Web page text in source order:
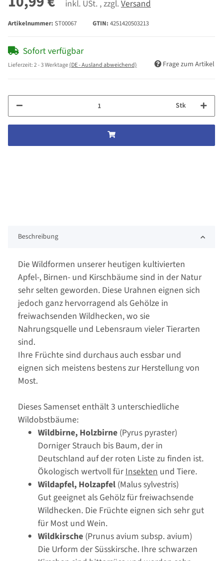
inkl. USt. , zzgl. Versand
Artikelnummer: ST00067 GTIN: 4251420503213
Sofort verfügbar
Lieferzeit:2 - 3 Werktage(DE - Ausland abweichend) Frage zum Artikel
Stk
Beschreibung
Die Wildformen unserer heutigen kultivierten
Apfel-, Birnen- und Kirschbäume sind in der Natur
sehr selten geworden. Diese Urahnen eignen sich
jedoch ganz hervorragend als Gehölze in
freiwachsenden Wildhecken, wo sie
Nahrungsquelle und Lebensraum vieler Tierarten
sind.
Ihre Früchte sind durchaus auch essbar und
eignen sich meistens bestens zur Herstellung von
Most.
Dieses Samenset enthält 3 unterschiedliche
Wildobstbäume:
Wildbirne, Holzbirne (Pyrus pyraster)
Dorniger Strauch bis Baum, der in
Deutschland auf der roten Liste zu finden ist.
Ökologisch wertvoll fürInsekten und Tiere.
Wildapfel, Holzapfel (Malus sylvestris)
Gut geeignet als Gehölz für freiwachsende
Wildhecken. Die Früchte eignen sich sehr gut
für Most und Wein.
Wildkirsche (Prunus avium subsp. avium)
Die Urform der Süsskirsche. Ihre schwarzen